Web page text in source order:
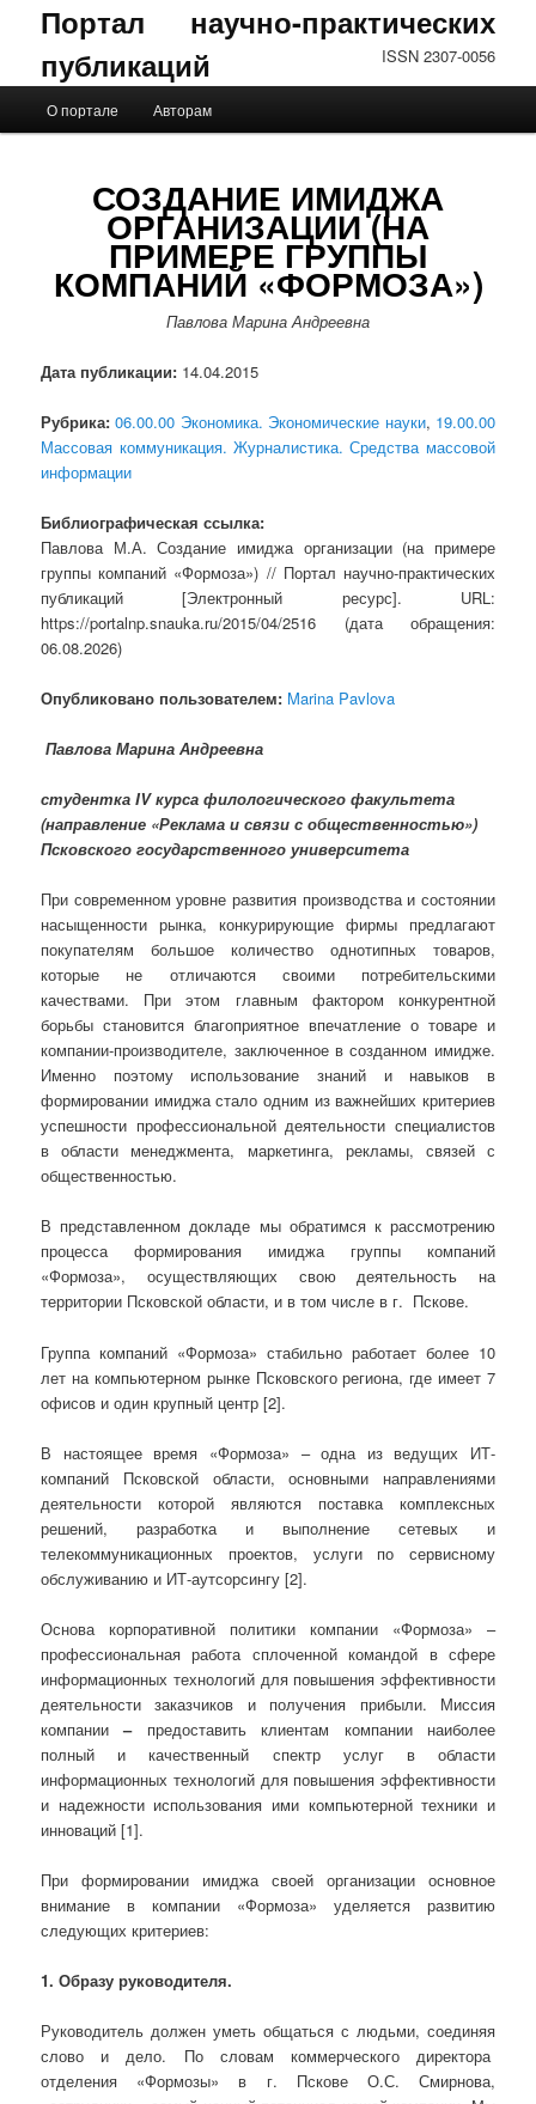
Портал научно-практических
публикаций
ISSN 2307-0056
Перейти к основному содержимому
Перейти к дополнительному содержимому
О портале Авторам
СОЗДАНИЕ ИМИДЖА
ОРГАНИЗАЦИИ (НА
ПРИМЕРЕ ГРУППЫ
КОМПАНИЙ «ФОРМОЗА»)
Павлова Марина Андреевна
Дата публикации: 14.04.2015
Рубрика: 06.00.00 Экономика. Экономические науки, 19.00.00
Массовая коммуникация. Журналистика. Средства массовой
информации
Библиографическая ссылка:
Павлова М.А. Создание имиджа организации (на примере
группы компаний «Формоза») // Портал научно-практических
публикаций [Электронный ресурс]. URL:
https://portalnp.snauka.ru/2015/04/2516 (дата обращения:
06.08.2026)
Опубликовано пользователем: Marina Pavlova
Павлова Марина Андреевна
студентка IV курса филологического факультета
(направление «Реклама и связи с общественностью»)
Псковского государственного университета
При современном уровне развития производства и состоянии
насыщенности рынка, конкурирующие фирмы предлагают
покупателям большое количество однотипных товаров,
которые не отличаются своими потребительскими
качествами. При этом главным фактором конкурентной
борьбы становится благоприятное впечатление о товаре и
компании-производителе, заключенное в созданном имидже.
Именно поэтому использование знаний и навыков в
формировании имиджа стало одним из важнейших критериев
успешности профессиональной деятельности специалистов
в области менеджмента, маркетинга, рекламы, связей с
общественностью.
В представленном докладе мы обратимся к рассмотрению
процесса формирования имиджа группы компаний
«Формоза», осуществляющих свою деятельность на
территории Псковской области, и в том числе в г. Пскове.
Группа компаний «Формоза» стабильно работает более 10
лет на компьютерном рынке Псковского региона, где имеет 7
офисов и один крупный центр [2].
В настоящее время «Формоза» – одна из ведущих ИТ-
компаний Псковской области, основными направлениями
деятельности которой являются поставка комплексных
решений, разработка и выполнение сетевых и
телекоммуникационных проектов, услуги по сервисному
обслуживанию и ИТ-аутсорсингу [2].
Основа корпоративной политики компании «Формоза» –
профессиональная работа сплоченной командой в сфере
информационных технологий для повышения эффективности
деятельности заказчиков и получения прибыли. Миссия
компании– предоставить клиентам компании наиболее
полный и качественный спектр услуг в области
информационных технологий для повышения эффективности
и надежности использования ими компьютерной техники и
инноваций [1].
При формировании имиджа своей организации основное
внимание в компании «Формоза» уделяется развитию
следующих критериев:
1. Образу руководителя.
Руководитель должен уметь общаться с людьми, соединяя
слово и дело. По словам коммерческого директора
отделения «Формозы» в г. Пскове О.С. Смирнова,